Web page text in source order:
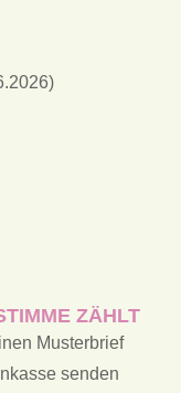
ZÄHLT
Musterbrief
senden